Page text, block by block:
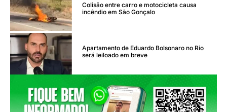
Colisão entre carro e motocicleta causa
incêndio em São Gonçalo
Apartamento de Eduardo Bolsonaro no Rio
será leiloado em breve